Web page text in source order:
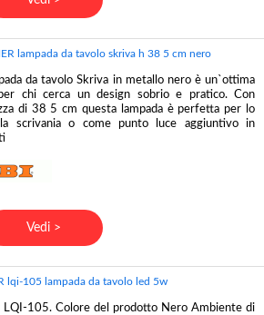
lampada da tavolo skriva h 38 5 cm nero
da tavolo Skriva in metallo nero è un`ottima
chi cerca un design sobrio e pratico. Con
di 38 5 cm questa lampada è perfetta per lo
scrivania o come punto luce aggiuntivo in
Vedi >
lqi-105 lampada da tavolo led 5w
LQI-105. Colore del prodotto Nero Ambiente di